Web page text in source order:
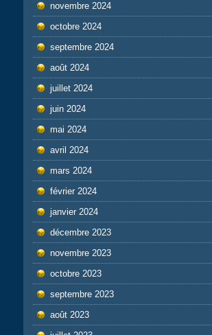
novembre 2024
octobre 2024
septembre 2024
août 2024
juillet 2024
juin 2024
mai 2024
avril 2024
mars 2024
février 2024
janvier 2024
décembre 2023
novembre 2023
octobre 2023
septembre 2023
août 2023